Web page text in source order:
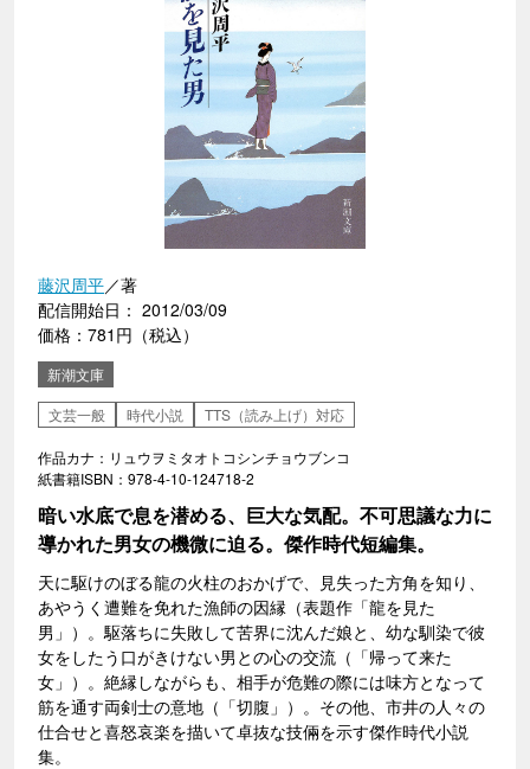
藤沢周平／著
配信開始日： 2012/03/09
価格：781円（税込）
新潮文庫
文芸一般
時代小説 TTS（読み上げ）対応
作品カナ：リュウヲミタオトコシンチョウブンコ
紙書籍ISBN：978-4-10-124718-2
暗い水底で息を潜める、巨大な気配。不可思議な力に
導かれた男女の機微に迫る。傑作時代短編集。
天に駆けのぼる龍の火柱のおかげで、見失った方角を知り、
あやうく遭難を免れた漁師の因縁（表題作「龍を見た
男」）。駆落ちに失敗して苦界に沈んだ娘と、幼な馴染で彼
女をしたう口がきけない男との心の交流（「帰って来た
女」）。絶縁しながらも、相手が危難の際には味方となって
筋を通す両剣士の意地（「切腹」）。その他、市井の人々の
仕合せと喜怒哀楽を描いて卓抜な技倆を示す傑作時代小説
集。